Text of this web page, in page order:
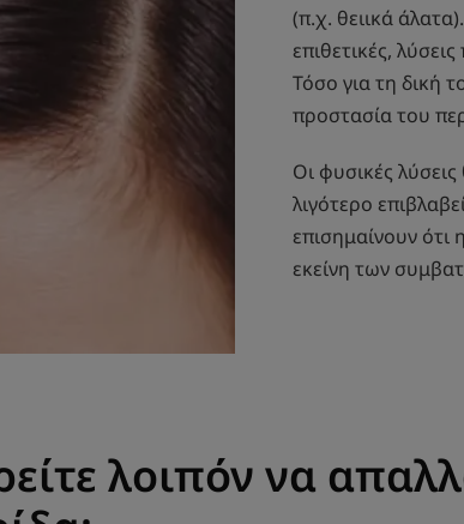
(π.χ. θειικά
επιθετικές,
Τόσο για τη δική
προστασία του
Οι φυσικές
λιγότερο
επισημαίνουν
εκείνη των
λοιπόν να